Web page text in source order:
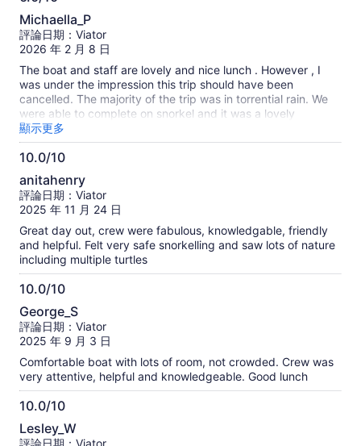
shallows, making the experience less safe and forcing our
non-swimmers to sit on the beach. ** Poor Supervision &
Cancelled Activities ** The management of the groups was a
mess. A single guide was assigned to both "swimmers" and
"non-swimmers." Because she couldn't manage both, she
repeatedly pulled the swimmers out of the water to police
the non-swimmers who were only in knee-deep water. To
make matters worse, afternoon snorkeling was canceled due
to "water clarity"—yet we could see the bottom perfectly
from the glass-bottom boat. ** The Verdict ** We traveled
later compared notes with others who used different
operators during the same week; those companies provided
life rings, guiding ropes, and hand-holding that allowed non-
swimmers to see incredible wildlife. Sailaway is simply
unwilling to accommodate anyone other than "confident
swimmers." Save your money. Book with an operator that
actually supports all guests, rather than one that makes
promises just to secure a booking.
6.0
分，
滿
分
10
分
Michaella_P
評論日期：Viator
2026 年 2 月 8 日
The boat and staff are lovely and nice lunch . However , I
was under the impression this trip should have been
cancelled. The majority of the trip was in torrential rain. We
were able to complete on snorkel and it was a lovely
experience.
顯示更多
10.0/10
10.0
分，
滿
分
10
分
anitahenry
評論日期：Viator
2025 年 11 月 24 日
Great day out, crew were fabulous, knowledgable, friendly
and helpful. Felt very safe snorkelling and saw lots of nature
including multiple turtles
10.0/10
10.0
分，
滿
分
10
分
George_S
評論日期：Viator
2025 年 9 月 3 日
Comfortable boat with lots of room, not crowded. Crew was
very attentive, helpful and knowledgeable. Good lunch
10.0/10
10.0
分，
Lesley_W